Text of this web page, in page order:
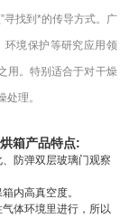
寻找到*的传导方式。广
环境保护等研究应用领
用。特别适合于对干燥
理。
箱产品特点:
防弹双层玻璃门观察
内高真空度。
体环境里进行，所以